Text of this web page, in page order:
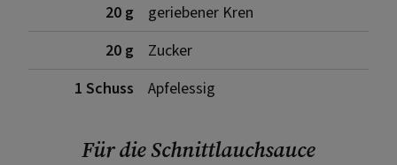
20 g
geriebener Kren
20 g
Zucker
1 Schuss
Apfelessig
Für die Schnittlauchsauce